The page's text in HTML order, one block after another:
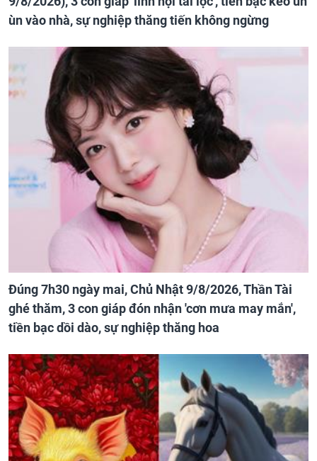
ùn vào nhà, sự nghiệp thăng tiến không ngừng
Đúng 7h30 ngày mai, Chủ Nhật 9/8/2026, Thần Tài
ghé thăm, 3 con giáp đón nhận 'cơn mưa may mắn',
tiền bạc dồi dào, sự nghiệp thăng hoa